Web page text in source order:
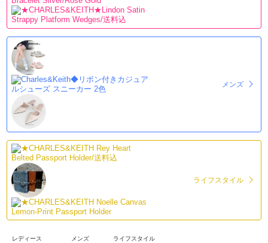
メンズ
ライフスタイル
レディース メンズ ライフスタイル